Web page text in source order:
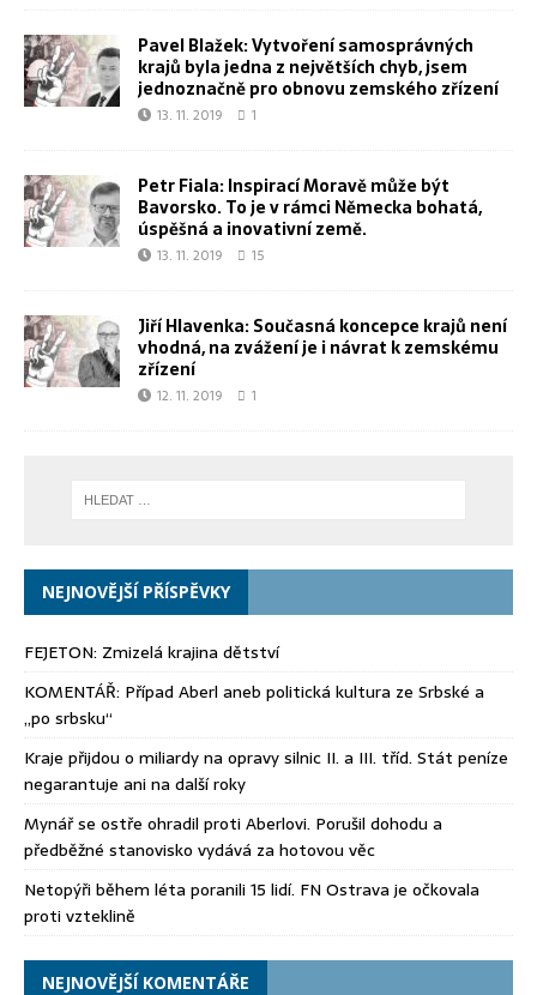
Pavel Blažek: Vytvoření samosprávných
krajů byla jedna z největších chyb, jsem
jednoznačně pro obnovu zemského zřízení
13. 11. 2019 1
Petr Fiala: Inspirací Moravě může být
Bavorsko. To je v rámci Německa bohatá,
úspěšná a inovativní země.
13. 11. 2019 15
Jiří Hlavenka: Současná koncepce krajů není
vhodná, na zvážení je i návrat k zemskému
zřízení
12. 11. 2019 1
NEJNOVĚJŠÍ PŘÍSPĚVKY
FEJETON: Zmizelá krajina dětství
KOMENTÁŘ: Případ Aberl aneb politická kultura ze Srbské a
„po srbsku“
Kraje přijdou o miliardy na opravy silnic II. a III. tříd. Stát peníze
negarantuje ani na další roky
Mynář se ostře ohradil proti Aberlovi. Porušil dohodu a
předběžné stanovisko vydává za hotovou věc
Netopýři během léta poranili 15 lidí. FN Ostrava je očkovala
proti vzteklině
NEJNOVĚJŠÍ KOMENTÁŘE